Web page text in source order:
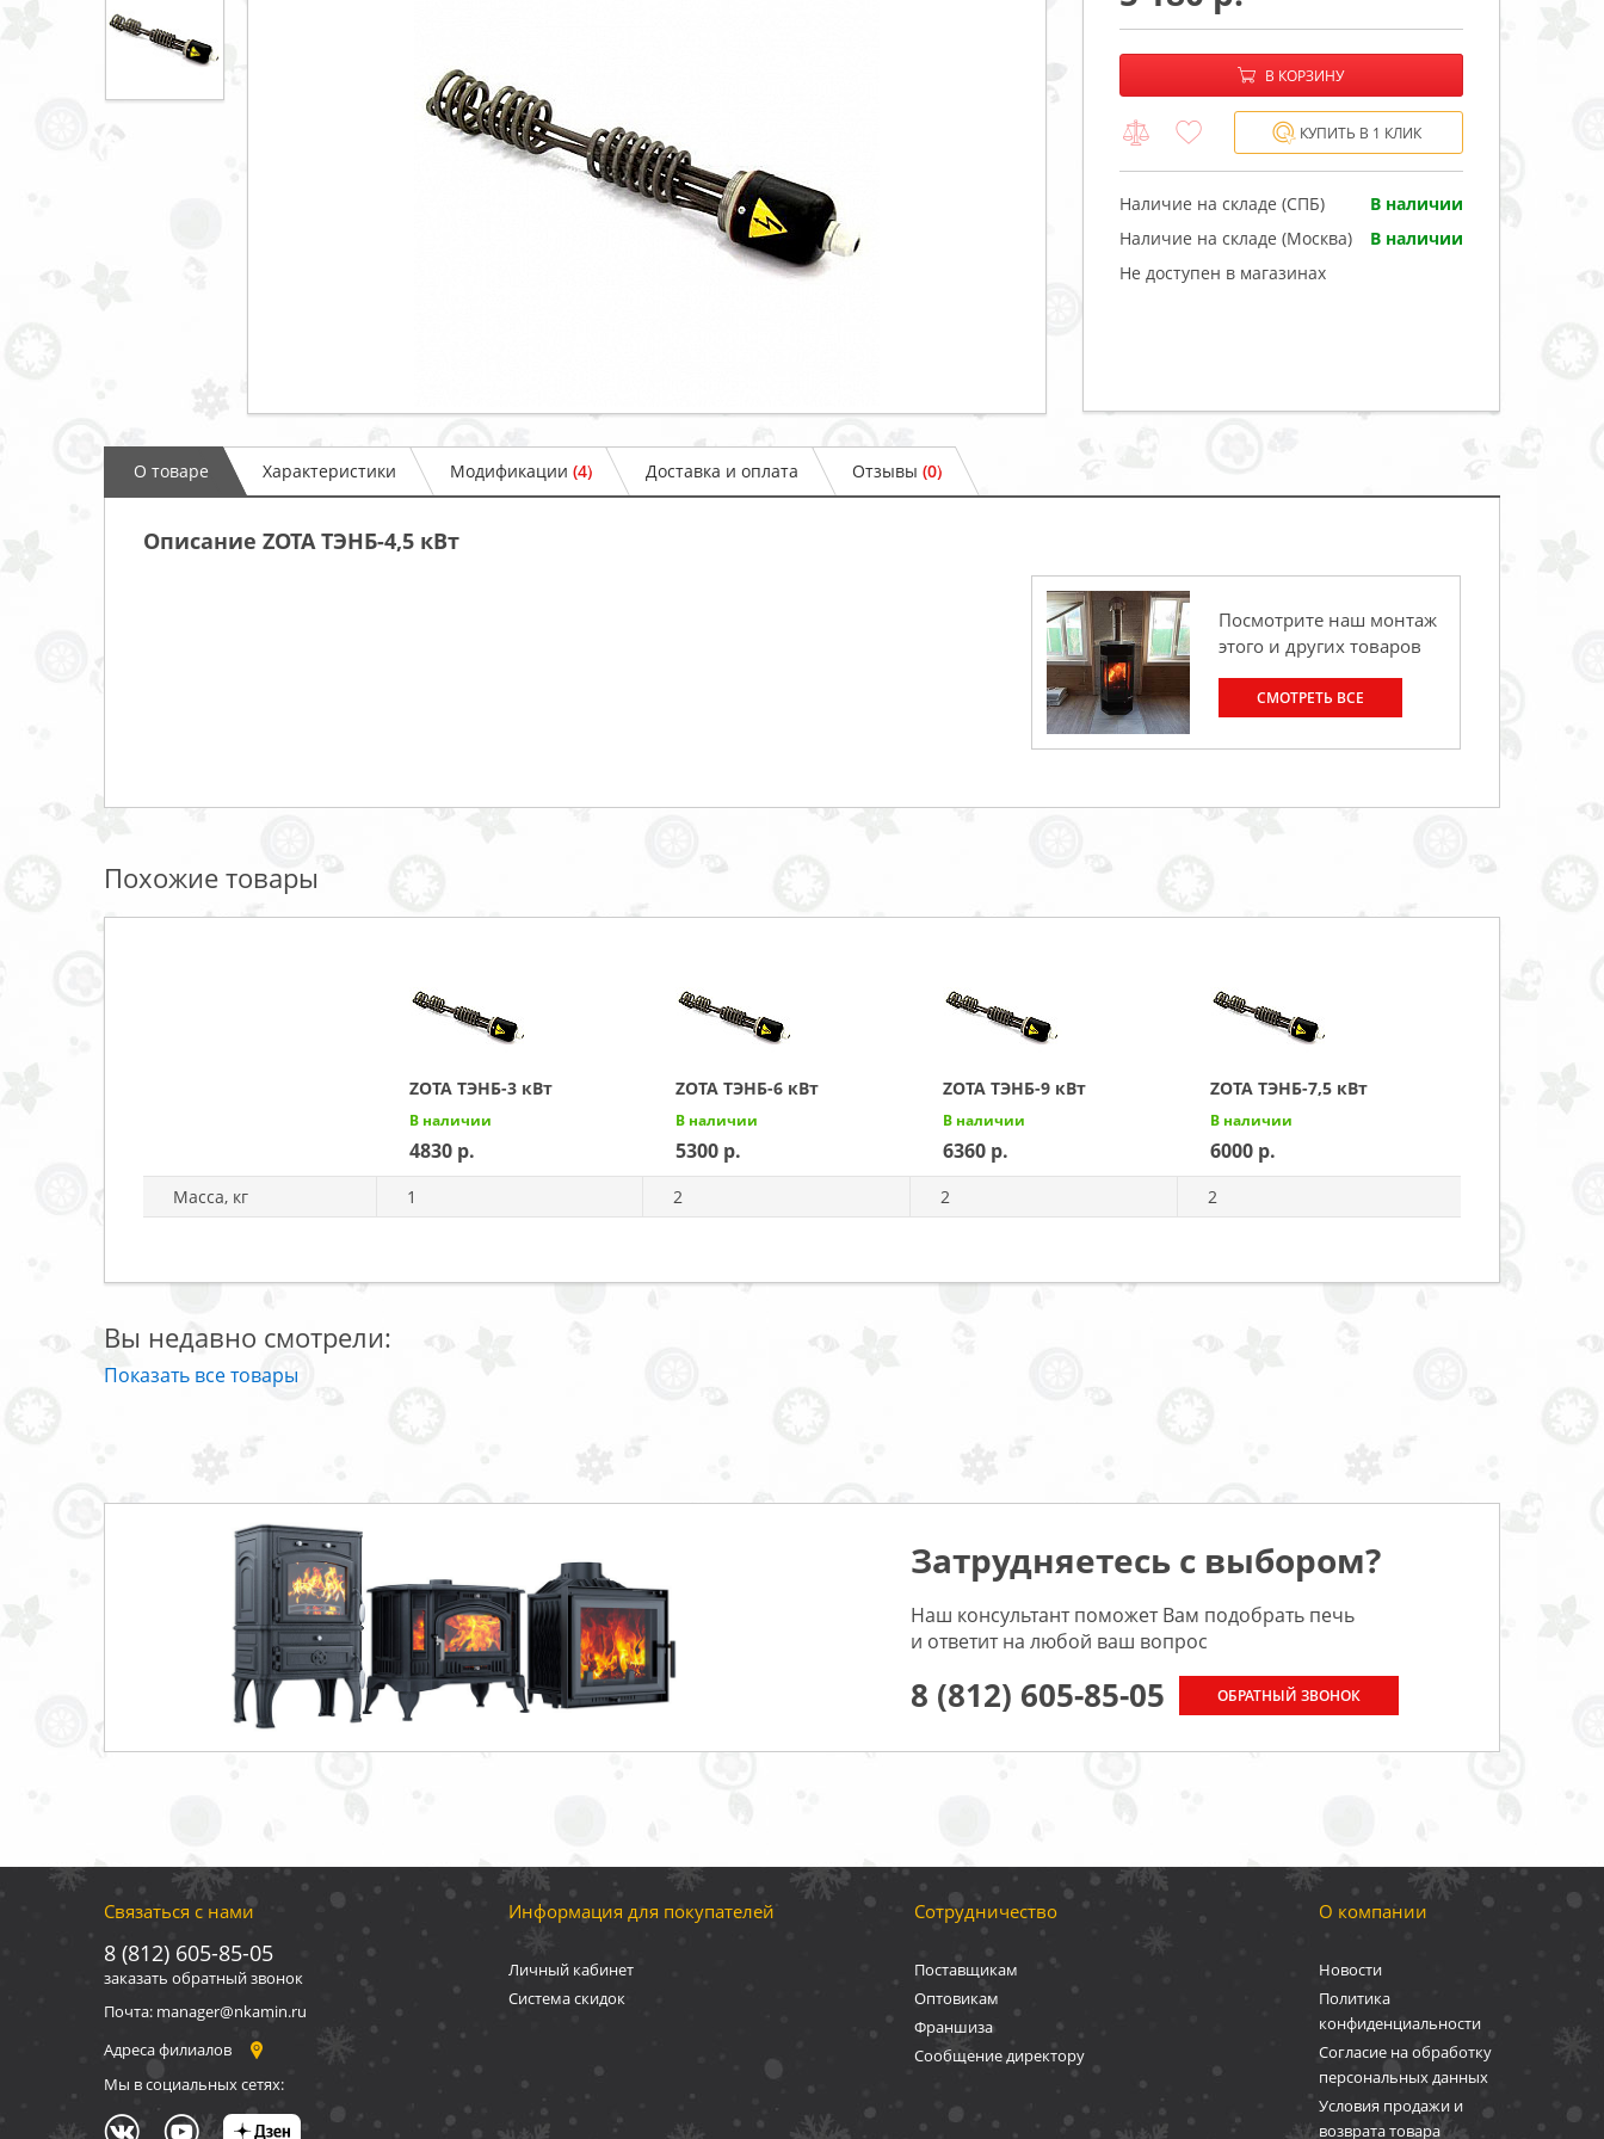
−
В КОРЗИНУ
КУПИТЬ В 1 КЛИК
Наличие на складе (СПБ)
В наличии
Наличие на складе (Москва)
В наличии
Не доступен в магазинах
О товаре Характеристики Модификации (4) Доставка и оплата Отзывы (0)
Описание ZOTA ТЭНБ-4,5 кВт
Посмотрите наш монтаж
этого и других товаров
СМОТРЕТЬ ВСЕ
Похожие товары
ZOTA ТЭНБ-3 кВт
В наличии
4830
ZOTA ТЭНБ-6 кВт
В наличии
5300
ZOTA ТЭНБ-9 кВт
В наличии
6360
ZOTA ТЭНБ-7,5 кВт
В наличии
6000
Масса, кг 1 2 2 2
Вы недавно смотрели:
Показать все товары
Затрудняетесь с выбором?
Наш консультант поможет Вам подобрать печь
и ответит на любой ваш вопрос
8 (812) 605-85-05 ОБРАТНЫЙ ЗВОНОК
Связаться с нами
8 (812) 605-85-05
заказать обратный звонок
Почта: manager@nkamin.ru
Адреса филиалов
Мы в социальных сетях:
Информация для покупателей
Личный кабинет
Система скидок
Сотрудничество
Поставщикам
Оптовикам
Франшиза
Сообщение директору
О компании
Новости
Политика
конфиденциальности
Согласие на обработку
персональных данных
Условия продажи и
возврата товара